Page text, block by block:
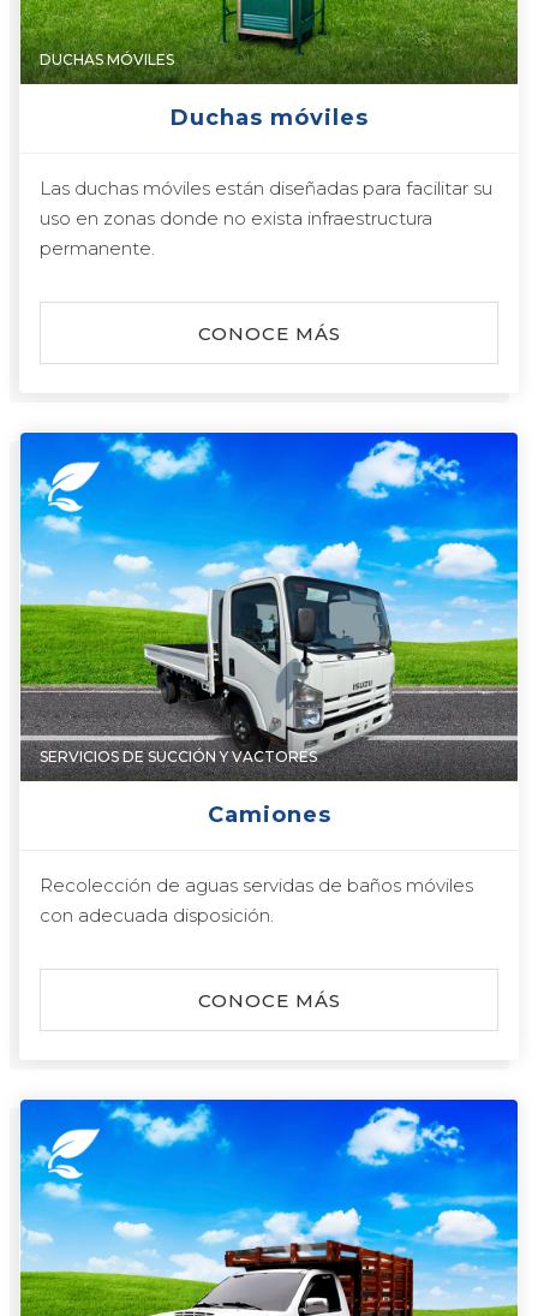
DUCHAS MÓVILES
Duchas móviles
Las duchas móviles están diseñadas para facilitar su
uso en zonas donde no exista infraestructura
permanente.
CONOCE MÁS
SERVICIOS DE SUCCIÓN Y VACTORES
Camiones
Recolección de aguas servidas de baños móviles
con adecuada disposición.
CONOCE MÁS